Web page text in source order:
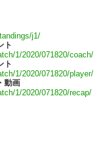
j1/
ト
1/2020/071820/coach/
ト
1/2020/071820/player/
動画
1/2020/071820/recap/